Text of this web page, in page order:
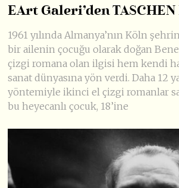
EArt Galeri’den TASCHEN
1961 yılında Almanya’nın Köln
bir ailenin çocuğu olarak doğan
çizgi romana olan ilgisi hem kendi
sanat dünyasına yön verdi. Daha 12
yöntemiyle ikinci el çizgi romanlar
bu heyecanlı çocuk, 18’ine